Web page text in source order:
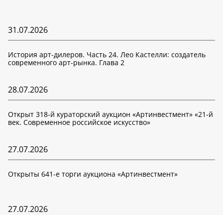
31.07.2026
История арт-дилеров. Часть 24. Лео Кастелли: создатель
современного арт-рынка. Глава 2
28.07.2026
Открыт 318-й кураторский аукцион «Артинвестмент» «21-й
век. Современное российское искусство»
27.07.2026
Открыты 641-е торги аукциона «Артинвестмент»
27.07.2026